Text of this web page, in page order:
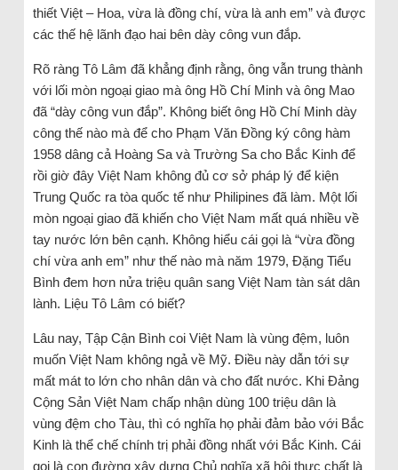
thiết Việt – Hoa, vừa là đồng chí, vừa là anh em” và được
các thế hệ lãnh đạo hai bên dày công vun đắp.
Rõ ràng Tô Lâm đã khẳng định rằng, ông vẫn trung thành
với lối mòn ngoại giao mà ông Hồ Chí Minh và ông Mao
đã “dày công vun đắp”. Không biết ông Hồ Chí Minh dày
công thế nào mà để cho Phạm Văn Đồng ký công hàm
1958 dâng cả Hoàng Sa và Trường Sa cho Bắc Kinh để
rồi giờ đây Việt Nam không đủ cơ sở pháp lý để kiện
Trung Quốc ra tòa quốc tế như Philipines đã làm. Một lối
mòn ngoại giao đã khiến cho Việt Nam mất quá nhiều về
tay nước lớn bên cạnh. Không hiểu cái gọi là “vừa đồng
chí vừa anh em” như thế nào mà năm 1979, Đặng Tiểu
Bình đem hơn nửa triệu quân sang Việt Nam tàn sát dân
lành. Liệu Tô Lâm có biết?
Lâu nay, Tập Cận Bình coi Việt Nam là vùng đệm, luôn
muốn Việt Nam không ngả về Mỹ. Điều này dẫn tới sự
mất mát to lớn cho nhân dân và cho đất nước. Khi Đảng
Cộng Sản Việt Nam chấp nhận dùng 100 triệu dân là
vùng đệm cho Tàu, thì có nghĩa họ phải đảm bảo với Bắc
Kinh là thể chế chính trị phải đồng nhất với Bắc Kinh. Cái
gọi là con đường xây dựng Chủ nghĩa xã hội thực chất là